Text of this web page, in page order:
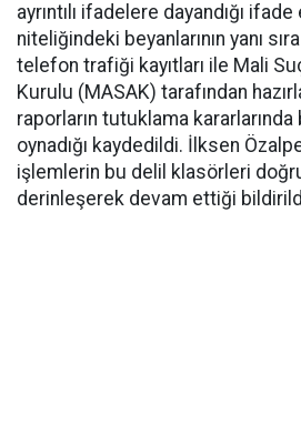
ayrıntılı ifadelere dayandığı
niteliğindeki beyanlarının yanı
telefon trafiği kayıtları ile Mali
Kurulu (MASAK) tarafından
raporların tutuklama
oynadığı kaydedildi. İlksen
işlemlerin bu delil klasörleri
derinleşerek devam ettiği